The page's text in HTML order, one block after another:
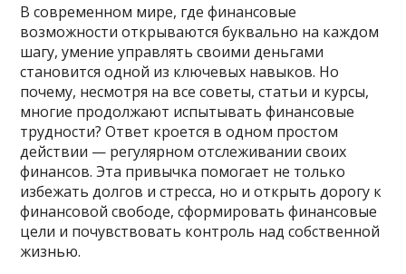
В современном мире, где финансовые
возможности открываются буквально на каждом
шагу, умение управлять своими деньгами
становится одной из ключевых навыков. Но
почему, несмотря на все советы, статьи и курсы,
многие продолжают испытывать финансовые
трудности? Ответ кроется в одном простом
действии — регулярном отслеживании своих
финансов. Эта привычка помогает не только
избежать долгов и стресса, но и открыть дорогу к
финансовой свободе, сформировать финансовые
цели и почувствовать контроль над собственной
жизнью.